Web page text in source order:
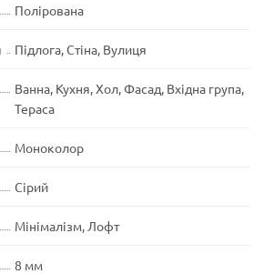
Полірована
Підлога, Стіна, Вулиця
Ванна, Кухня, Хол, Фасад, Вхідна група,
Тераса
Моноколор
Сірий
Мінімалізм, Лофт
8 мм